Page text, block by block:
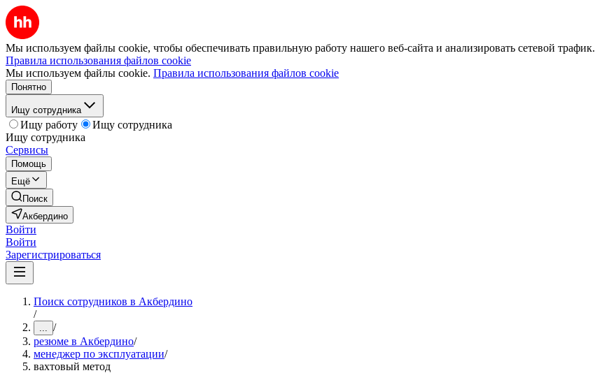
Мы используем файлы cookie, чтобы обеспечивать правильную работу нашего веб-сайта и анализировать сетевой трафик.
Правила использования файлов cookie
Мы используем файлы cookie. Правила использования файлов cookie
Понятно
Ищу сотрудника
Ищу работу
Ищу сотрудника
Ищу сотрудника
Сервисы
Помощь
Ещё
Поиск
Акбердино
Войти
Войти
Зарегистрироваться
Поиск сотрудников в Акбердино
/
... /
резюме в Акбердино/
менеджер по эксплуатации/
вахтовый метод